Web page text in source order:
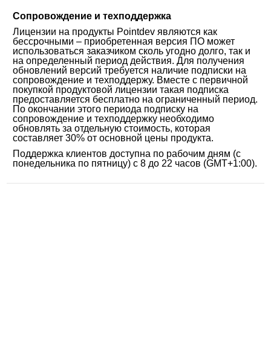
Сопровождение и техподдержка
Лицензии на продукты Pointdev являются как
бессрочными – приобретенная версия ПО может
использоваться заказчиком сколь угодно долго, так и
на определенный период действия. Для получения
обновлений версий требуется наличие подписки на
сопровождение и техподдержу. Вместе с первичной
покупкой продуктовой лицензии такая подписка
предоставляется бесплатно на ограниченный период.
По окончании этого периода подписку на
сопровождение и техподдержку необходимо
обновлять за отдельную стоимость, которая
составляет 30% от основной цены продукта.
Поддержка клиентов доступна по рабочим дням (с
понедельника по пятницу) с 8 до 22 часов (GMT+1:00).